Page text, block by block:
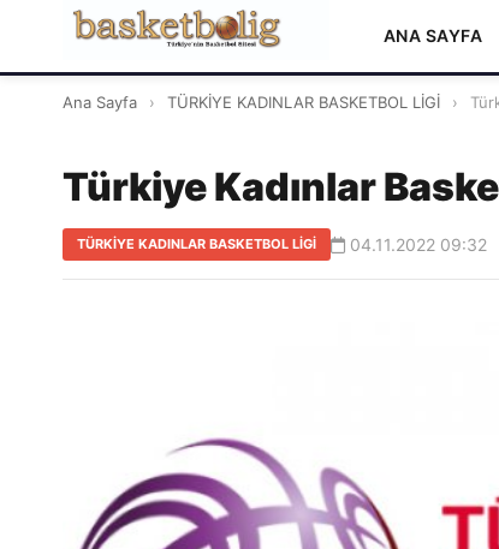
ANA SAYFA
Ana Sayfa › TÜRKİYE KADINLAR BASKETBOL LİGİ ›
Türkiye Kadınlar
TÜRKİYE KADINLAR BASKETBOL LİGİ 04.11.2022 09:32